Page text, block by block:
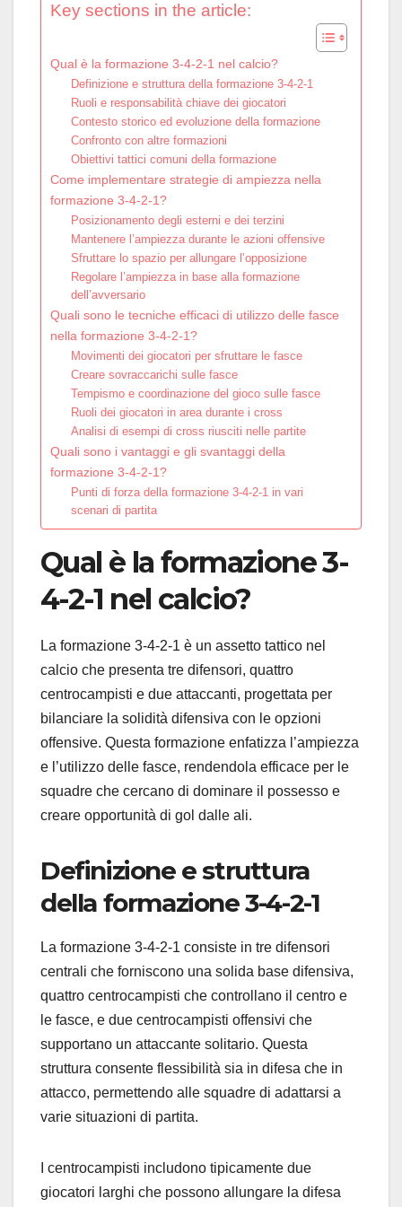
Key sections in the article:
Qual è la formazione 3-4-2-1 nel calcio?
Definizione e struttura della formazione 3-4-2-1
Ruoli e responsabilità chiave dei giocatori
Contesto storico ed evoluzione della formazione
Confronto con altre formazioni
Obiettivi tattici comuni della formazione
Come implementare strategie di ampiezza nella
formazione 3-4-2-1?
Posizionamento degli esterni e dei terzini
Mantenere l’ampiezza durante le azioni offensive
Sfruttare lo spazio per allungare l’opposizione
Regolare l’ampiezza in base alla formazione
dell’avversario
Quali sono le tecniche efficaci di utilizzo delle fasce
nella formazione 3-4-2-1?
Movimenti dei giocatori per sfruttare le fasce
Creare sovraccarichi sulle fasce
Tempismo e coordinazione del gioco sulle fasce
Ruoli dei giocatori in area durante i cross
Analisi di esempi di cross riusciti nelle partite
Quali sono i vantaggi e gli svantaggi della
formazione 3-4-2-1?
Punti di forza della formazione 3-4-2-1 in vari
scenari di partita
Qual è la formazione 3-
4-2-1 nel calcio?
La formazione 3-4-2-1 è un assetto tattico nel
calcio che presenta tre difensori, quattro
centrocampisti e due attaccanti, progettata per
bilanciare la solidità difensiva con le opzioni
offensive. Questa formazione enfatizza l’ampiezza
e l’utilizzo delle fasce, rendendola efficace per le
squadre che cercano di dominare il possesso e
creare opportunità di gol dalle ali.
Definizione e struttura
della formazione 3-4-2-1
La formazione 3-4-2-1 consiste in tre difensori
centrali che forniscono una solida base difensiva,
quattro centrocampisti che controllano il centro e
le fasce, e due centrocampisti offensivi che
supportano un attaccante solitario. Questa
struttura consente flessibilità sia in difesa che in
attacco, permettendo alle squadre di adattarsi a
varie situazioni di partita.
I centrocampisti includono tipicamente due
giocatori larghi che possono allungare la difesa